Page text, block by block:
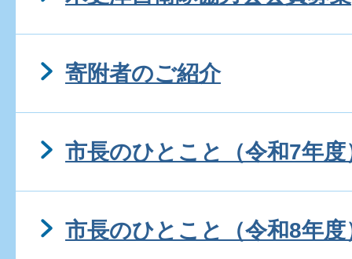
寄附者のご紹介
市長のひとこと（令和7年度
市長のひとこと（令和8年度